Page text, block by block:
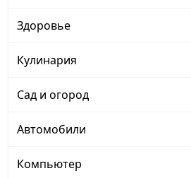
Здоровье
Кулинария
Сад и огород
Автомобили
Компьютер